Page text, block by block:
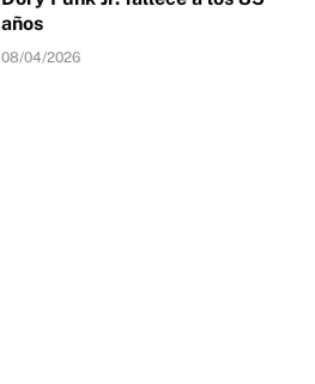
años
08/04/2026